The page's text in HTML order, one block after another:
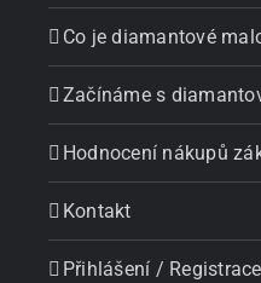
Co je diamantové
Začínáme s
Hodnocení nákupů
Kontakt
Přihlášení / Registrace